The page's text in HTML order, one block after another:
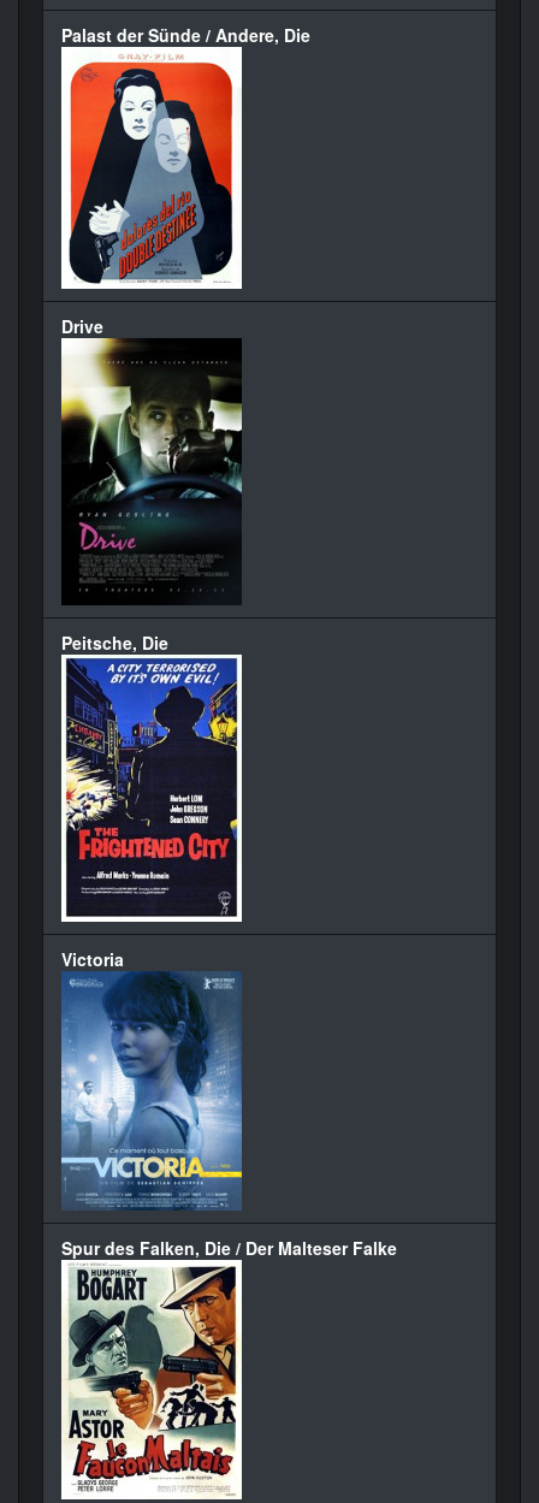
Palast der Sünde / Andere, Die
Drive
Peitsche, Die
Victoria
Spur des Falken, Die / Der Malteser Falke